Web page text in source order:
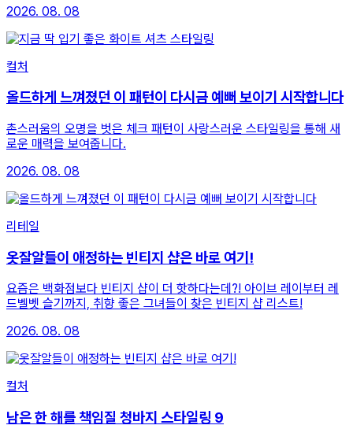
2026. 08. 08
컬처
올드하게 느껴졌던 이 패턴이 다시금 예뻐 보이기 시작합니다
촌스러움의 오명을 벗은 체크 패턴이 사랑스러운 스타일링을 통해 새
로운 매력을 보여줍니다.
2026. 08. 08
리테일
옷잘알들이 애정하는 빈티지 샵은 바로 여기!
요즘은 백화점보다 빈티지 샵이 더 핫하다는데?! 아이브 레이부터 레
드벨벳 슬기까지, 취향 좋은 그녀들이 찾은 빈티지 샵 리스트!
2026. 08. 08
컬처
남은 한 해를 책임질 청바지 스타일링 9